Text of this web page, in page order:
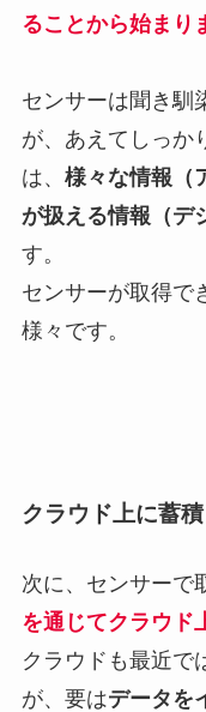
ることから始まり
センサーは聞き馴
が、あえてしっか
は、 様々な情報（
が扱える情報（デ
す。
センサーが取得で
様々です。
クラウド上に蓄積
次に、センサーで
を通じてクラウド
クラウドも最近で
が、要はデータを